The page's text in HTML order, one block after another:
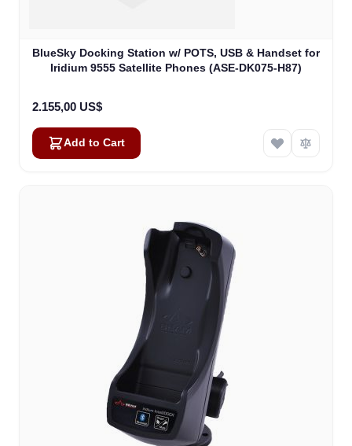
BlueSky Docking Station w/ POTS, USB & Handset for
Iridium 9555 Satellite Phones (ASE-DK075-H87)
2.155,00 US$
Add to Cart